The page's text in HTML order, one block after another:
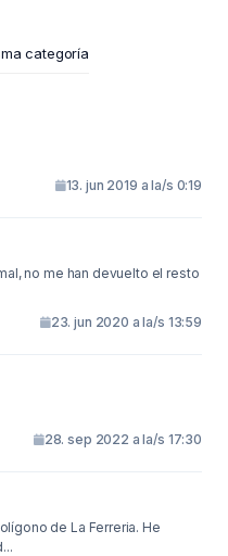
categoría
13. jun 2019 a la/s 0:19
23. jun 2020 a la/s 13:59
28. sep 2022 a la/s 17:30
de La Ferreria. He